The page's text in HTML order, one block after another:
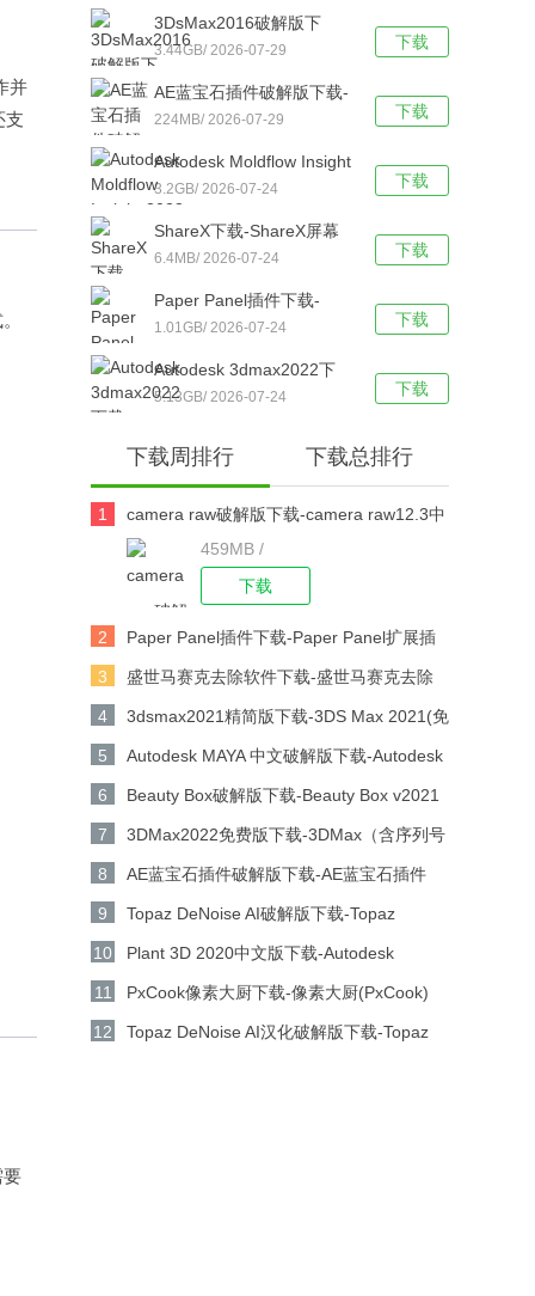
并
支
要
绿色精简版下载
下载
3DsMax2016破解版下
载-3DsMax 2016 最新免费
版下载
3.44GB/ 2026-07-29
下载
AE蓝宝石插件破解版下载-
AE蓝宝石插件 v2021 汉化
版下载
224MB/ 2026-07-29
下载
Autodesk Moldflow Insight
2023下载-Autodesk
Moldflow（3d模型制作软
3.2GB/ 2026-07-24
下载
ShareX下载-ShareX屏幕
截图工具 v13.6绿色免费版
6.4MB/ 2026-07-24
下载
Paper Panel插件下载-
Paper Panel扩展插件(BU
同样机生成PS插件) v2021
最新免费版下载
1.01GB/ 2026-07-24
下载
Autodesk 3dmax2022下
载-Autodesk 3dmax v1.0
5.13GB/ 2026-07-24
下载周排行 下载总排行
1
camera raw破解版下载-camera raw12.3中
文版下载
459MB /
下载
2
Paper Panel插件下载-Paper Panel扩展插
件(BU同样机生成PS插件) v2021 最新免费
版下载
3
盛世马赛克去除软件下载-盛世马赛克去除
工具 v5.0 绿色中文版下载
4
3dsmax2021精简版下载-3DS Max 2021(免
注册)绿色精简版下载
5
Autodesk MAYA 中文破解版下载-Autodesk
MAYA2022(含序列号和密钥) 免激活版下载
6
Beauty Box破解版下载-Beauty Box v2021
汉化版下载
7
3DMax2022免费版下载-3DMax（含序列号
和密钥）V2022免费中文免费版下载
8
AE蓝宝石插件破解版下载-AE蓝宝石插件
v2021 汉化版下载
9
Topaz DeNoise AI破解版下载-Topaz
DeNoise AI汉化版v3.7.2中文版下载
10
Plant 3D 2020中文版下载-Autodesk
AutoCAD Plant 3D 2020 64位中文正式版下
载
11
PxCook像素大厨下载-像素大厨(PxCook)
v3.6.3 绿色破解版下载
12
Topaz DeNoise AI汉化破解版下载-Topaz